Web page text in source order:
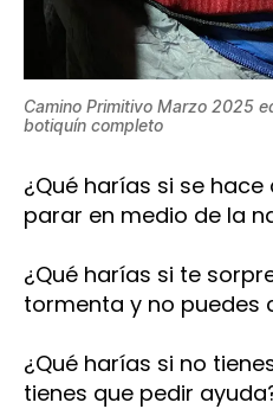
Camino Primitivo Marzo 2025
botiquín completo
¿Qué harías si se
parar en medio de la
¿Qué harías si te
tormenta y no puedes
¿Qué harías si no
tienes que pedir